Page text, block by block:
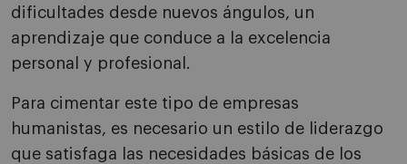
dificultades desde nuevos ángulos, un
aprendizaje que conduce a la excelencia
personal y profesional.
Para cimentar este tipo de empresas
humanistas, es necesario un estilo de liderazgo
que satisfaga las necesidades básicas de los